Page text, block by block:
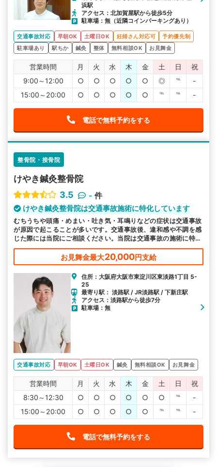
浜駅
アクセス：北加賀屋駅から徒歩5分
駐車場：無（近隣コインパーキングあり）
交通事故対応 早朝OK 土曜日OK 妊婦さん対応可
予約優先制
駐車場あり
駅ちか 鍼灸 整体 無料相談OK お見舞金
営業時間 月 火 水 木 金 土 日
祝
9:00～12:00
○ ○ ○ ○ ○ ◎ ℡
-
15:00～20:00
○ ○ ○ ○ ○ ℡ ℡ -
電話で無料予約をする
整骨院・接骨院
けやき鍼灸整骨院
3.5
- 件
けやき鍼灸整骨院は交通事故施術に特化しています
むちうちや頭痛・めまい・吐き気・耳鳴りなどの症状は交通事故
が原因で起こることが多いです。交通事故後、違和感や不調を感
じた際には当院にご相談ください。当院は交通事故の施術に特化
しています。
お見舞金最大20,000円支給
住所：大阪府大阪市東淀川区東淡路1丁目 5-
25
最寄り駅： 淡路駅 / JR淡路駅 / 下新庄駅
アクセス：淡路駅から徒歩7分
駐車場：無
交通事故対応 早朝OK 土曜日OK 鍼灸 無料相談OK お見舞金
営業時間 月 火 水 木 金 土 日
祝
8:30～12:30
○ ○ ○ ○ ○ ○ ℡
-
15:00～20:00
○ ○ ○ ○ ○ ℡ ℡ -
電話で無料予約をする